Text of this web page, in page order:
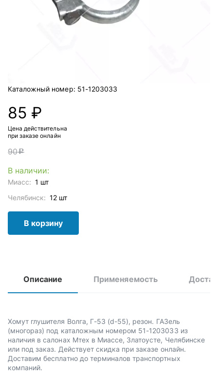
Каталожный номер: 51-1203033
85 ₽
Цена действительна
при заказе онлайн
90c
В наличии:
Миасс: 1 шт
Челябинск: 12 шт
В корзину
Описание Применяемость
Хомут глушителя Волга, Г-53 (d-55), резон. ГАЗель
(многораз) под каталожным номером 51-1203033 из
наличия в салонах Мтех в Миассе, Златоусте, Челябинске
или под заказ. Действует скидка при заказе онлайн.
Доставим бесплатно до терминалов транспортных
компаний.